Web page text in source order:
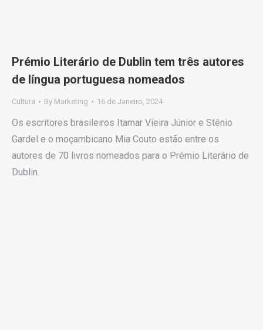
Prémio Literário de Dublin tem três autores
de língua portuguesa nomeados
Cultura By Marketing 16 de Janeiro, 2024
Os escritores brasileiros Itamar Vieira Júnior e Stênio
Gardel e o moçambicano Mia Couto estão entre os
autores de 70 livros nomeados para o Prémio Literário de
Dublin.